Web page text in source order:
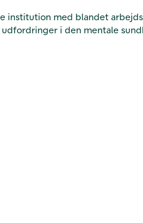
institution med blandet
i den mentale